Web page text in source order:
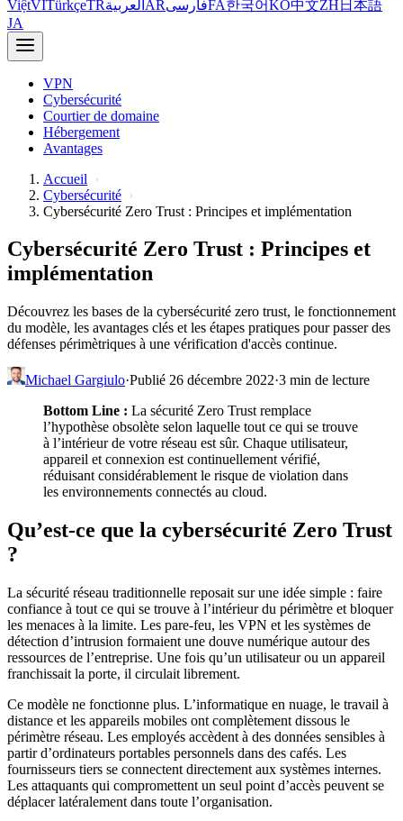
ViệtVITürkçeTRالعربية ARفارسیFA한국어KO中文ZH 日本語
JA
VPN
Cybersécurité
Courtier de domaine
Hébergement
Avantages
Accueil
Cybersécurité
Cybersécurité Zero Trust : Principes et implémentation
Cybersécurité Zero Trust : Principes et
implémentation
Découvrez les bases de la cybersécurité zero trust, le fonctionnement
du modèle, les avantages clés et les étapes pratiques pour passer des
défenses périmètriques à une vérification d'accès continue.
Michael Gargiulo·Publié 26 décembre 2022·3 min de lecture
Bottom Line : La sécurité Zero Trust remplace
l’hypothèse obsolète selon laquelle tout ce qui se trouve
à l’intérieur de votre réseau est sûr. Chaque utilisateur,
appareil et connexion est continuellement vérifié,
réduisant considérablement le risque de violation dans
les environnements connectés au cloud.
Qu’est-ce que la cybersécurité Zero Trust
?
La sécurité réseau traditionnelle reposait sur une idée simple : faire
confiance à tout ce qui se trouve à l’intérieur du périmètre et bloquer
les menaces à la limite. Les pare-feu, les VPN et les systèmes de
détection d’intrusion formaient une douve numérique autour des
ressources de l’entreprise. Une fois qu’un utilisateur ou un appareil
franchissait la porte, il circulait librement.
Ce modèle ne fonctionne plus. L’informatique en nuage, le travail à
distance et les appareils mobiles ont complètement dissous le
périmètre réseau. Les employés accèdent à des données sensibles à
partir d’ordinateurs portables personnels dans des cafés. Les
fournisseurs tiers se connectent directement aux systèmes internes.
Les attaquants qui compromettent un seul point d’accès peuvent se
déplacer latéralement dans toute l’organisation.